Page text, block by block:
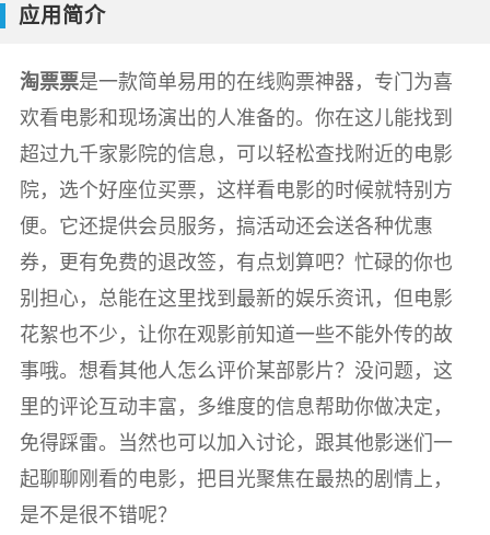
应用简介
淘票票是一款简单易用的在线购票神器，专门为喜
欢看电影和现场演出的人准备的。你在这儿能找到
超过九千家影院的信息，可以轻松查找附近的电影
院，选个好座位买票，这样看电影的时候就特别方
便。它还提供会员服务，搞活动还会送各种优惠
券，更有免费的退改签，有点划算吧？忙碌的你也
别担心，总能在这里找到最新的娱乐资讯，但电影
花絮也不少，让你在观影前知道一些不能外传的故
事哦。想看其他人怎么评价某部影片？没问题，这
里的评论互动丰富，多维度的信息帮助你做决定，
免得踩雷。当然也可以加入讨论，跟其他影迷们一
起聊聊刚看的电影，把目光聚焦在最热的剧情上，
是不是很不错呢？